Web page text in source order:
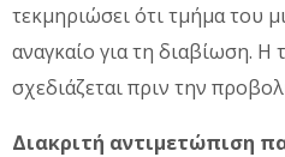
τεκμηριώσει ότι τμήμα του
αναγκαίο για τη διαβίωση. Η
σχεδιάζεται πριν την
Διακριτή αντιμετώπιση